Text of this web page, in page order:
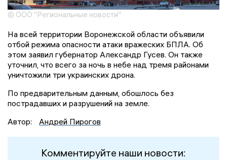
© ООО "Региональные новости"
На всей территории Воронежской области объявили
отбой режима опасности атаки вражеских БПЛА. Об
этом заявил губернатор Александр Гусев. Он также
уточнил, что всего за ночь в небе над тремя районами
уничтожили три украинских дрона.
По предварительным данным, обошлось без
пострадавших и разрушений на земле.
Автор:
Андрей Пирогов
Комментируйте наши новости: